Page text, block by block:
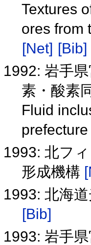
Textures
ores from
[Net] [Bib]
1992: 岩手
素・酸素
Fluid
prefecture
1993: 北フ
形成機構
1993: 北海
[Bib]
1993: 岩手